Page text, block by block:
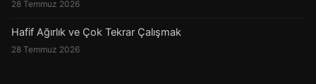
28 Temmuz 2026
Hafif Ağırlık ve Çok Tekrar Çalışmak
28 Temmuz 2026